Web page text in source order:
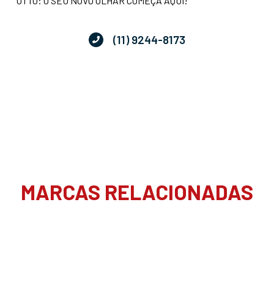
(11) 9244-8173
MARCAS RELACIONADAS